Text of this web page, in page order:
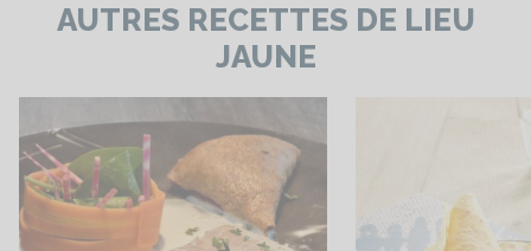
AUTRES RECETTES DE LIEU
JAUNE